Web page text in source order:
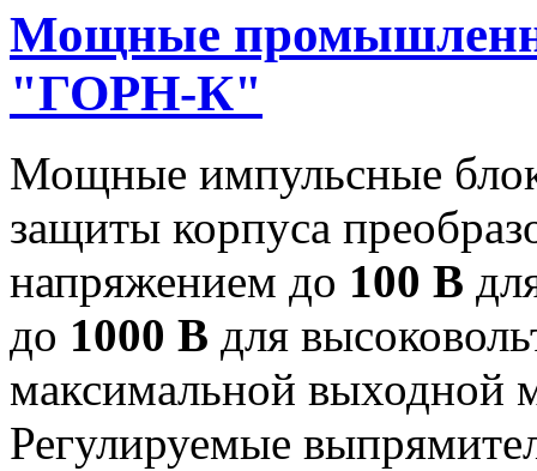
Мощные
"ГОРН-К"
Мощные импульсные
защиты корпуса
напряжением до 100 В
до 1000 В для
максимальной
Регулируемые